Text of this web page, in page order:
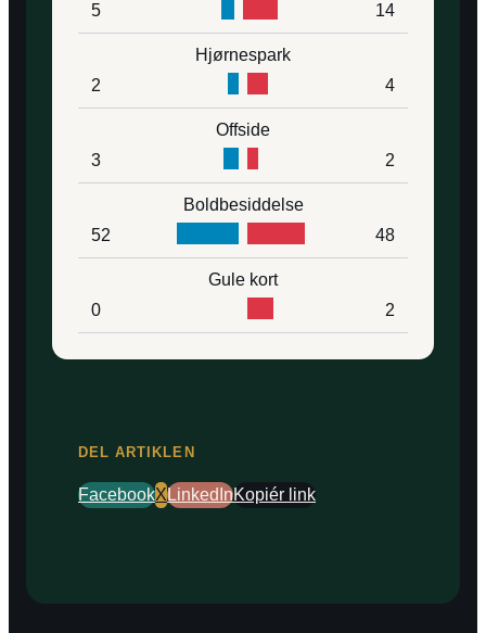
5
14
Hjørnespark
2
4
Offside
3
2
Boldbesiddelse
52
48
Gule kort
0
2
DEL ARTIKLEN
FacebookXLinkedInKopiér link